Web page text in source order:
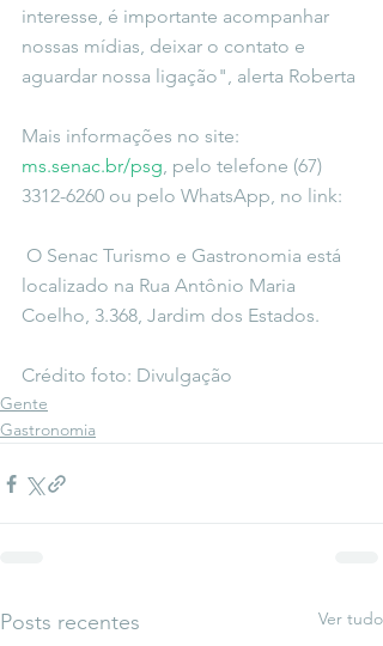
interesse, é importante acompanhar
nossas mídias, deixar o contato e
aguardar nossa ligação", alerta Roberta
Mais informações no site:
ms.senac.br/psg, pelo telefone (67)
3312-6260 ou pelo WhatsApp, no link:
localizado na Rua Antônio Maria
Coelho, 3.368, Jardim dos Estados.
Crédito foto: Divulgação
Gente
Gastronomia
Posts recentes Ver tudo